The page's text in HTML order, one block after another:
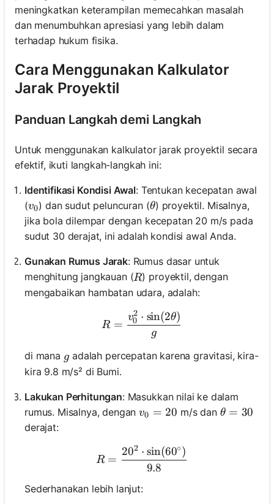
meningkatkan keterampilan memecahkan masalah
dan menumbuhkan apresiasi yang lebih dalam
terhadap hukum fisika.
Cara Menggunakan Kalkulator
Jarak Proyektil
Panduan Langkah demi Langkah
Untuk menggunakan kalkulator jarak proyektil secara
efektif, ikuti langkah-langkah ini:
Identifikasi Kondisi Awal: Tentukan kecepatan awal
(v_0
v0) dan sudut peluncuran (\theta
θ) proyektil. Misalnya,
jika bola dilempar dengan kecepatan 20 m/s pada
sudut 30 derajat, ini adalah kondisi awal Anda.
Gunakan Rumus Jarak: Rumus dasar untuk
menghitung jangkauan (R
R) proyektil, dengan
mengabaikan hambatan udara, adalah:
R = \frac{v_0^2 \cdot
R =
g
v0
2 ⋅ sin(2θ)
di mana g
g adalah percepatan karena gravitasi, kira-
kira 9.8 m/s² di Bumi.
Lakukan Perhitungan: Masukkan nilai ke dalam
rumus. Misalnya, denganv_0 = 20
v0 = 20 m/s dan \theta =
θ = 30
derajat:
R = \frac{20^2 \cdot
R =
9.8
202 ⋅ sin(60∘)
Sederhanakan lebih lanjut: